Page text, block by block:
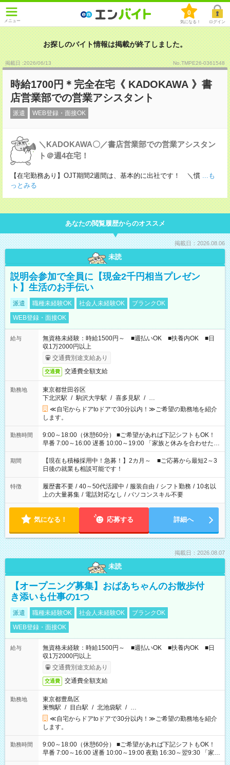
メニュー
0
気になる！ ログイン
お探しのバイト情報は掲載が終了しました。
掲載日 :2026/06/13 No.TMPE26-0361548
時給1700円＊完全在宅《 KADOKAWA 》書
店営業部での営業アシスタント
派遣 WEB登録・面接OK
＼KADOKAWA〇／書店営業部での営業アシスタン
ト＠週4在宅！
【在宅勤務あり】OJT期間2週間は、基本的に出社です！ ＼慣 ...も
っとみる
あなたの閲覧履歴からのオススメ
掲載日：2026.08.06
未読
説明会参加で全員に【現金2千円相当プレゼン
ト】生活のお手伝い
派遣 職種未経験OK 社会人未経験OK
ブランクOK
WEB登録・面接OK
給与
無資格未経験：時給1500円～ ■週払いOK ■扶養内OK ■日
収1万2000円以上
交通費別途支給あり
交通費 交通費全額支給
勤務地
東京都世田谷区
下北沢駅 / 駒沢大学駅 / 喜多見駅 / …
≪自宅からドアtoドアで30分以内！≫ご希望の勤務地を紹介
します。
勤務時間
9:00～18:00（休憩60分） ■ご希望があれば下記シフトもOK！
早番 7:00～16:00 遅番 10:00～19:00 「家族と休みを合わせた
い」 「余裕を持って夕飯の準備がしたい」 「できれば残業はし
たくない」 など、ご希望を教えてくださいね。 ※Wワーク希望
の方へ 今ご覧のお仕事で希望する勤務時間と、もう1つのお仕事
の勤務時間。 合計で週40時間を超える場合は応募できません。
期間
【現在も積極採用中！急募！】2カ月～ ■ご応募から最短2～3
日後の就業も相談可能です！
特徴 履歴書不要 / 40～50代活躍中 / 服装自由 / シフト勤務 / 10名以
上の大量募集 / 電話対応なし / パソコンスキル不要
気になる！ 応募する 詳細へ
掲載日：2026.08.07
未読
【オープニング募集】おばあちゃんのお散歩付
き添いも仕事の1つ
派遣 職種未経験OK 社会人未経験OK
ブランクOK
WEB登録・面接OK
給与
無資格未経験：時給1500円～ ■週払いOK ■扶養内OK ■日
収1万2000円以上
交通費別途支給あり
交通費 交通費全額支給
勤務地
東京都豊島区
巣鴨駅 / 目白駅 / 北池袋駅 / …
≪自宅からドアtoドアで30分以内！≫ご希望の勤務地を紹介
します。
勤務時間
9:00～18:00（休憩60分） ■ご希望があれば下記シフトもOK！
早番 7:00～16:00 遅番 10:00～19:00 夜勤 16:30～翌9:30 「家族
と休みを合わせたい」 「余裕を持って夕飯の準備がしたい」